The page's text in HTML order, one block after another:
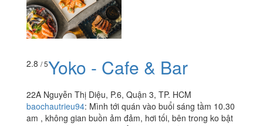
2.8 / 5Yoko - Cafe & Bar
22A Nguyễn Thị Diệu, P.6, Quận 3, TP. HCM
baochautrieu94: Mình tới quán vào buổi sáng tầm 10.30
am , không gian buồn ảm đảm, hơi tối, bên trong ko bật